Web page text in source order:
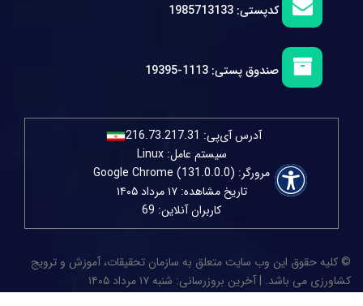
کدپستی: 1985713133
صندوق پستی: 1113-19395
آدرس آی‌پی: 216.73.217.31
سیستم عامل: Linux
مرورگر: Google Chrome (131.0.0.0)
تاریخ مشاهده: ۱۷ مرداد ۱۴۰۵
کاربران آنلاین: 69
© کلیه حقوق این وب سایت متعلق به سازمان تحقیقات، آموزش و ترویج
کشاورزی می باشد. | آخرین بروزرسانی: شنبه ۱۷ مرداد ۱۴۰۵